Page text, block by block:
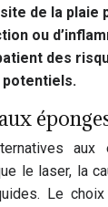
de la plaie
ou
des
aux
le laser, la
Le